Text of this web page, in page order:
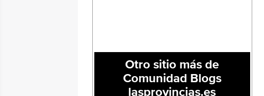
Otro sitio más de
Comunidad Blogs
lasprovincias.es